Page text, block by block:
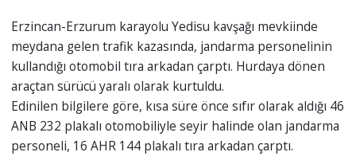
Erzincan-Erzurum karayolu Yedisu kavşağı mevkiinde
meydana gelen trafik kazasında, jandarma personelinin
kullandığı otomobil tıra arkadan çarptı. Hurdaya dönen
araçtan sürücü yaralı olarak kurtuldu.
Edinilen bilgilere göre, kısa süre önce sıfır olarak aldığı 46
ANB 232 plakalı otomobiliyle seyir halinde olan jandarma
personeli, 16 AHR 144 plakalı tıra arkadan çarptı.